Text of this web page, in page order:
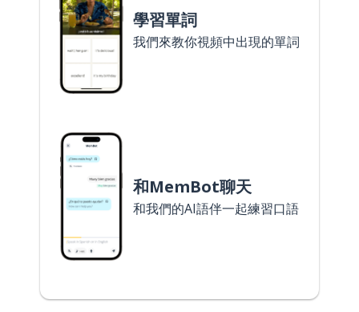
學習單詞
我們來教你視頻中出現的單詞
和MemBot聊天
和我們的AI語伴一起練習口語